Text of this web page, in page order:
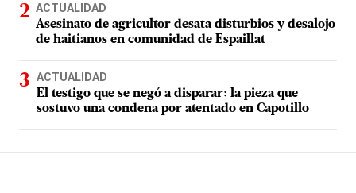
ACTUALIDAD
Asesinato de agricultor desata disturbios y desalojo
de haitianos en comunidad de Espaillat
ACTUALIDAD
El testigo que se negó a disparar: la pieza que
sostuvo una condena por atentado en Capotillo